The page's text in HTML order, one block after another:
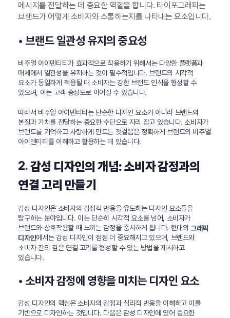
메시지를 전달하는 데 중요한 역할을 합니다. 타이포그래피는
브랜드가 어떻게 소비자와 소통하는지를 나타내는 요소입니다.
• 브랜드 일관성 유지의 중요성
비주얼 아이덴티티가 효과적으로 작용하기 위해서는 다양한 플랫폼과
매체에서 일관성을 유지하는 것이 필수적입니다. 브랜드의 시각적
요소가 동일하게 적용될 때 소비자는 강한 브랜드 인식을 형성할 수
있으며, 이는 고객 충성도로 이어질 수 있습니다.
따라서 비주얼 아이덴티티는 단순한 디자인 요소가 아니라 브랜드의
본질과 가치를 전달하는 중요한 수단으로 자리 잡고 있습니다. 소비자가
브랜드를 기억하고 사랑하게 만드는 첫걸음은 정확하게 브랜드의 비주얼
아이덴티티를 이해하고 활용하는 데 있습니다.
2.감성 디자인의 개념: 소비자 감정과의
연결 고리 만들기
감성 디자인은 소비자의 감정적 반응을 유도하는 디자인 요소들을
탐구하는 분야입니다. 이는 단순히 시각적 요소를 넘어, 소비자가
브랜드와 상호작용할 때 느끼는 감정을 중시하게 됩니다. 현대의 그래픽
디자인에서는 감성 디자인이 점점 더 중요해지고 있으며, 브랜드와
소비자 간의 깊은 연결 고리를 형성할 수 있는 방법을 제시하고
있습니다.
• 소비자 감정에 영향을 미치는 디자인 요소
감성 디자인의 핵심은 소비자의 감정과 심리적 반응을 이해하고 이를
기반으로 디자인하는 것입니다. 다음은 감성 디자인에 있어 중요한